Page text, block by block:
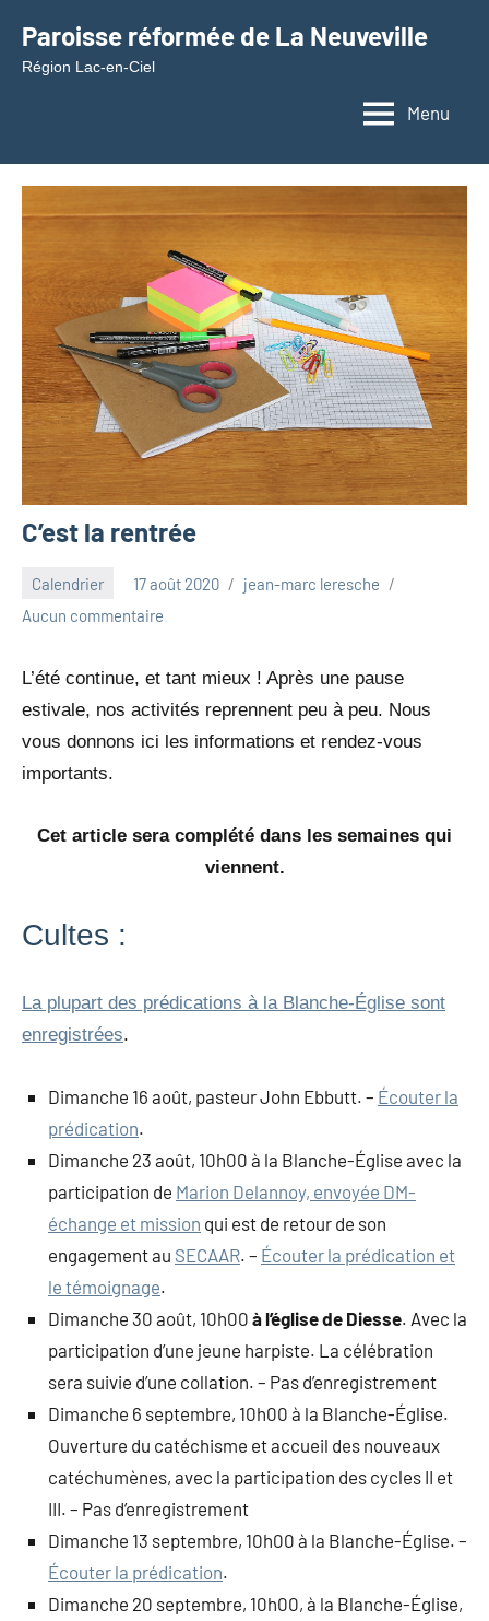
contenu
Paroisse réformée de La Neuveville
Région Lac-en-Ciel
Menu
C’est la rentrée
Calendrier 17 août 2020
jean-marc leresche
Aucun commentaire
L’été continue, et tant mieux ! Après une pause
estivale, nos activités reprennent peu à peu. Nous
vous donnons ici les informations et rendez-vous
importants.
Cet article sera complété dans les semaines qui
viennent.
Cultes :
La plupart des prédications à la Blanche-Église sont
enregistrées.
Dimanche 16 août, pasteur John Ebbutt. – Écouter la
prédication.
Dimanche 23 août, 10h00 à la Blanche-Église avec la
participation de Marion Delannoy, envoyée DM-
échange et mission qui est de retour de son
engagement au SECAAR. – Écouter la prédication et
le témoignage.
Dimanche 30 août, 10h00 à l’église de Diesse. Avec la
participation d’une jeune harpiste. La célébration
sera suivie d’une collation. – Pas d’enregistrement
Dimanche 6 septembre, 10h00 à la Blanche-Église.
Ouverture du catéchisme et accueil des nouveaux
catéchumènes, avec la participation des cycles II et
III. – Pas d’enregistrement
Dimanche 13 septembre, 10h00 à la Blanche-Église. –
Écouter la prédication.
Dimanche 20 septembre, 10h00, à la Blanche-Église,